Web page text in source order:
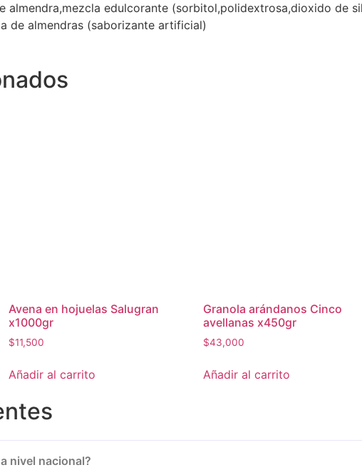
almendra,mezcla edulcorante (sorbitol,polidextrosa,dioxido
de almendras (saborizante artificial)
Avena en hojuelas Salugran
x1000gr
$11,500
Añadir al carrito
Granola arándanos Cinco
avellanas x450gr
$43,000
Añadir al carrito
nivel nacional?